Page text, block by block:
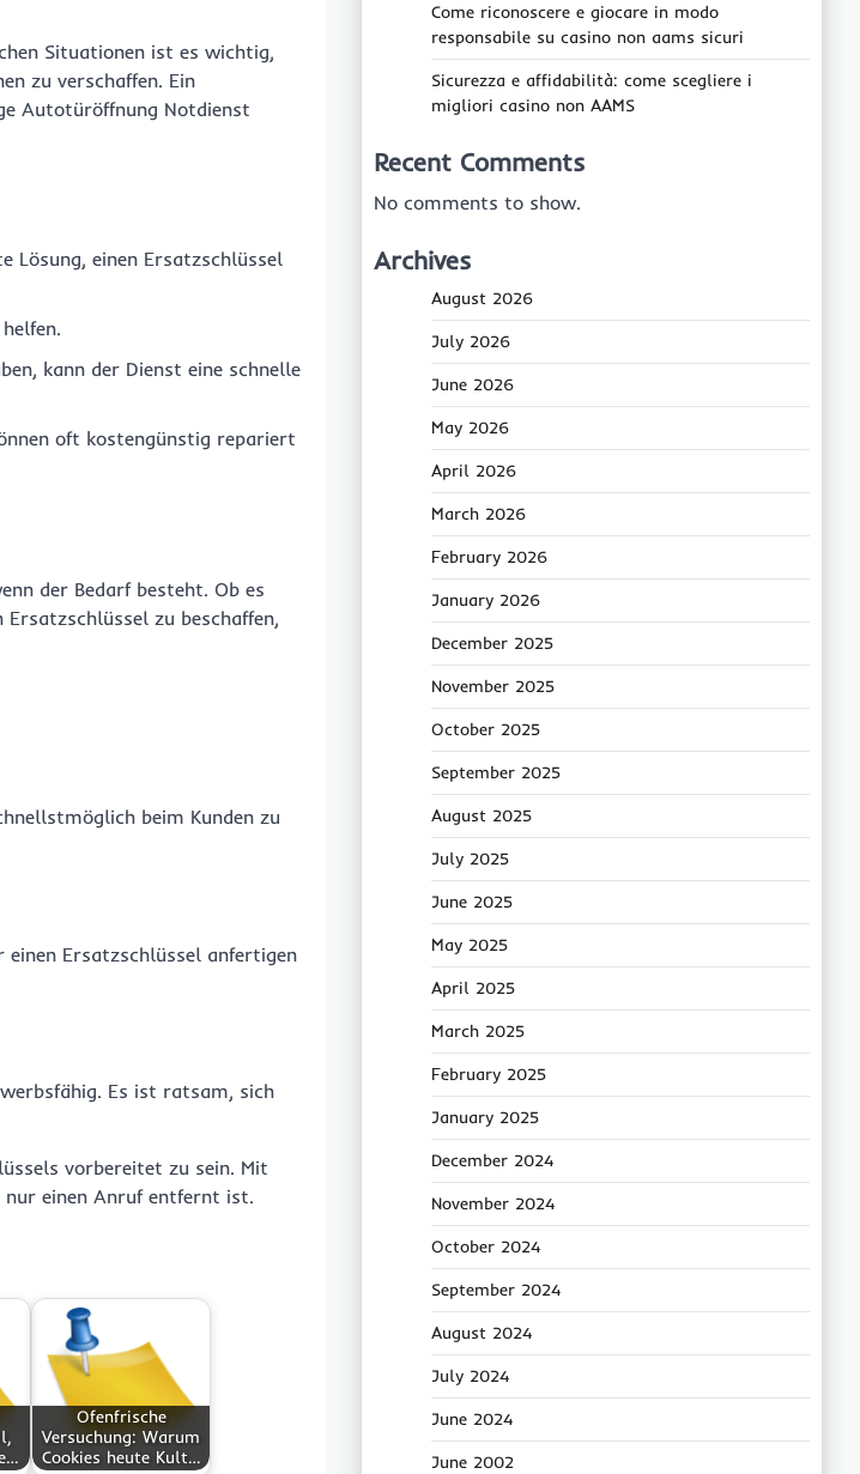
Situationen ist es wichtig,
zu verschaffen. Ein
Autotüröffnung Notdienst
Lösung, einen Ersatzschlüssel
kann der Dienst eine schnelle
oft kostengünstig repariert
der Bedarf besteht. Ob es
zu beschaffen,
beim Kunden zu
einen Ersatzschlüssel anfertigen
Es ist ratsam, sich
vorbereitet zu sein. Mit
nur einen Anruf entfernt ist.
Ofenfrische
Versuchung: Warum
Cookies heute Kult…
Come riconoscere e giocare in modo
responsabile su casino non aams sicuri
Sicurezza e affidabilità: come scegliere i
migliori casino non AAMS
Recent Comments
No comments to show.
Archives
August 2026
July 2026
June 2026
May 2026
April 2026
March 2026
February 2026
January 2026
December 2025
November 2025
October 2025
September 2025
August 2025
July 2025
June 2025
May 2025
April 2025
March 2025
February 2025
January 2025
December 2024
November 2024
October 2024
September 2024
August 2024
July 2024
June 2024
June 2002